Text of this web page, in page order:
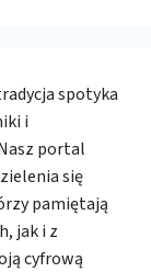
spotyka
i
portal
się
pamiętają
jak i z
cyfrową